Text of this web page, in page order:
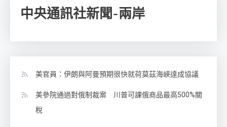
中央通訊社新聞-兩岸
美官員：伊朗與阿曼預期很快就荷莫茲海峽達成協議
美參院通過對俄制裁案 川普可課俄商品最高500%關
稅